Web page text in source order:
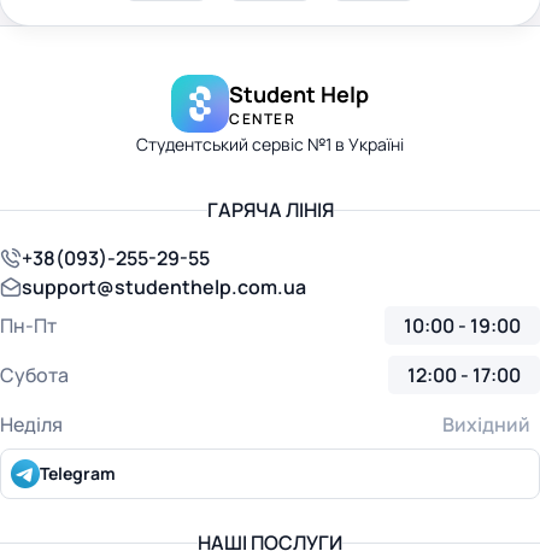
Student Help
CENTER
Студентський сервіс №1 в Україні
НАШІ ПОСЛУГИ
ГАРЯЧА ЛІНІЯ
+38(093)-255-29-55
support@studenthelp.com.ua
Пн-Пт
10:00 - 19:00
Субота
12:00 - 17:00
Неділя
Вихідний
Telegram